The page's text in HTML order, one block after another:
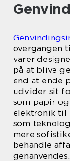
overgangen
varer
på at blive
end at ende
udvider sit
som papir
elektronik til
som
mere
behandle